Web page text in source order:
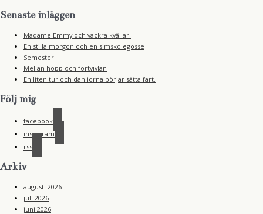
Senaste inläggen
Madame Emmy och vackra kvällar.
En stilla morgon och en simskolegosse
Semester
Mellan hopp och förtvivlan
En liten tur och dahliorna börjar sätta fart.
Följ mig
facebook
instagram
rss
Arkiv
augusti 2026
juli 2026
juni 2026